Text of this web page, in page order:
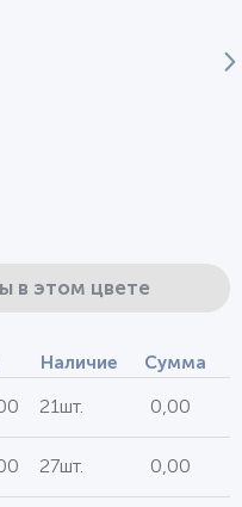
в этом цвете
Наличие Сумма
21шт. 0,00
27шт. 0,00